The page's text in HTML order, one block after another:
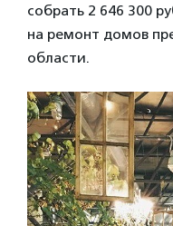
собрать 2 646 300
на ремонт домов
области.